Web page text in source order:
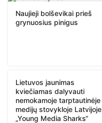
Naujieji bolševikai prieš
grynuosius pinigus
Lietuvos jaunimas
kviečiamas dalyvauti
nemokamoje tarptautinėje
medijų stovykloje Latvijoje
„Young Media Sharks“